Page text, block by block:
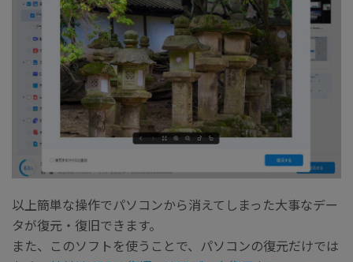
以上簡単な操作でパソコンから消えてしまった大事なデー
タが復元・復旧できます。
また、このソフトを使うことで、パソコンの復元だけでは